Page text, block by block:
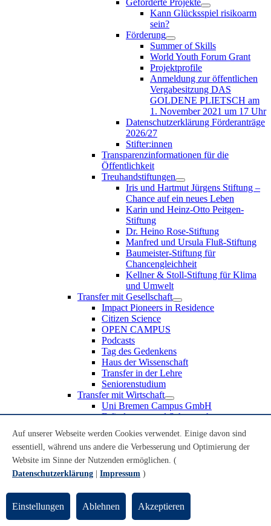
Kann Glücksspiel risikoarm
sein?
Förderung
Summer of Skills
World Youth Forum Grant
Projektprofile
Anmeldung zur öffentlichen
Vergabesitzung DAS
GOLDENE PLIETSCH am
1. November 2021 um 17 Uhr
Datenschutzerklärung Förderanträge
2026/27
Stifter:innen
Transparenzinformationen für die
Öffentlichkeit
Treuhandstiftungen
Iris und Hartmut Jürgens Stiftung –
Chance auf ein neues Leben
Karin und Heinz-Otto Peitgen-
Stiftung
Dr. Heino Rose-Stiftung
Manfred und Ursula Fluß-Stiftung
Baumeister-Stiftung für
Chancengleichheit
Kellner & Stoll-Stiftung für Klima
und Umwelt
Transfer mit Gesellschaft
Impact Pioneers in Residence
Citizen Science
OPEN CAMPUS
Podcasts
Tag des Gedenkens
Haus der Wissenschaft
Transfer in der Lehre
Seniorenstudium
Transfer mit Wirtschaft
Uni Bremen Campus GmbH
Erfindungen und Schutzrechte
Recruiting an der Universität Bremen
Weiterbildung an der Universität Bremen
Transfer mit Schule
Schülerinnen und Schüler
Schulklassen
Lehrkräfte
Gründungsunterstützung
Auf unserer Webseite werden Cookies verwendet. Einige davon sind
essentiell, während uns andere die Verbesserung und Optimierung der
Website im Sinne der Nutzenden ermöglichen. (
Datenschutzerklärung
Impressum )
Einstellungen Ablehnen Akzeptieren